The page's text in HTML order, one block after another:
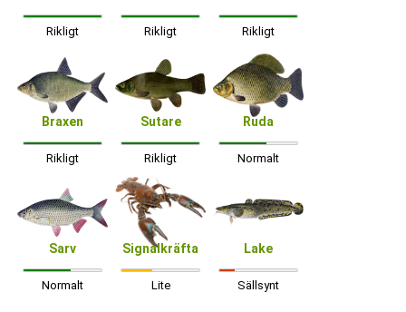
Rikligt Rikligt Rikligt
Braxen
Rikligt
Sutare
Rikligt
Ruda
Normalt
Sarv
Normalt
Signalkräfta
Lite
Lake
Sällsynt